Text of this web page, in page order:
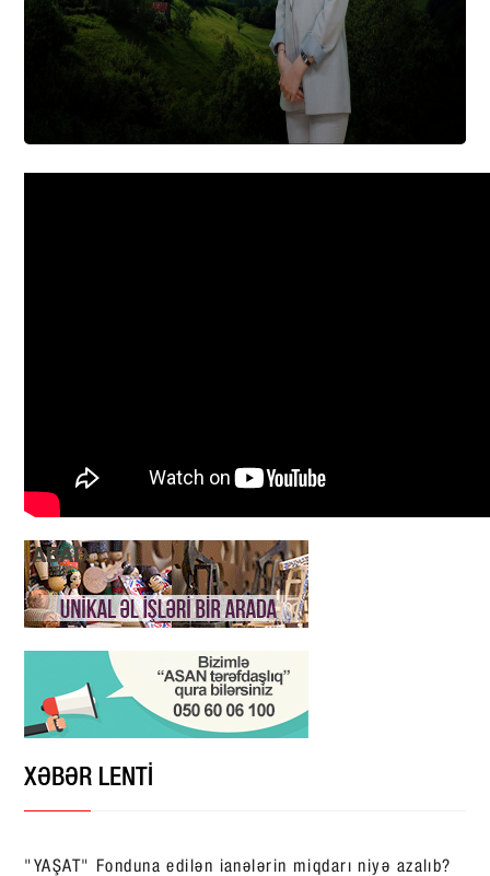
XƏBƏR LENTİ
"YAŞAT" Fonduna edilən ianələrin miqdarı niyə azalıb?